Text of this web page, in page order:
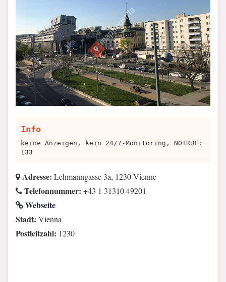
Info
keine Anzeigen, kein 24/7-Monitoring, NOTRUF:
133
Adresse: Lehmanngasse 3a, 1230 Vienne
Telefonnummer: +43 1 31310 49201
Webseite
Stadt: Vienna
Postleitzahl: 1230